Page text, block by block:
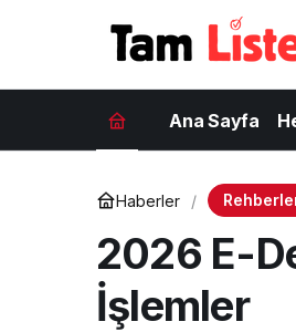
Ana Sayfa
Haberler
2026 E-
İşlemler